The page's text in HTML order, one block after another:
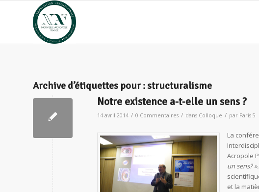
Archive d’étiquettes pour :structuralisme
Notre existence a-t-elle un sens ?
14 avril 2014 / 0 Commentaires / dans Colloque / par Paris 5
La
Acropole
un sens? ».
et la